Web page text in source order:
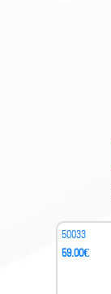
50033
59.00€